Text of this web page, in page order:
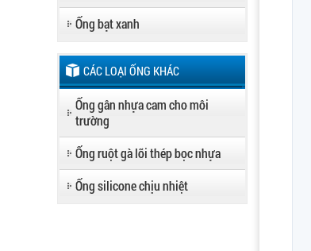
Ống bạt xanh
CÁC LOẠI ỐNG KHÁC
Ống gân nhựa cam cho môi
trường
Ống ruột gà lõi thép bọc nhựa
Ống silicone chịu nhiệt